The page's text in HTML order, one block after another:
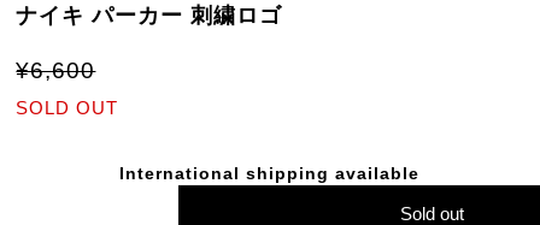
ナイキ パーカー 刺繍ロゴ
¥6,600
SOLD OUT
International shipping available
Sold out